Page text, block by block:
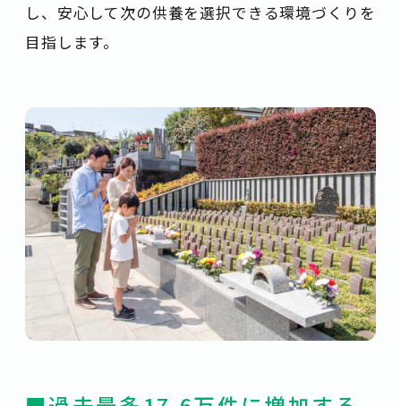
し、安心して次の供養を選択できる環境づくりを
目指します。